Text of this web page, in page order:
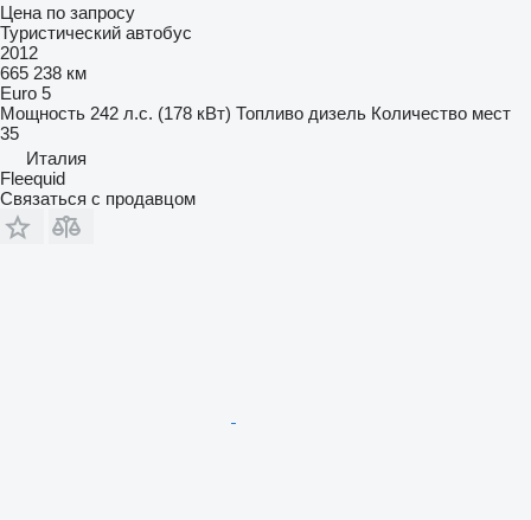
Цена по запросу
Туристический автобус
2012
665 238 км
Euro 5
Мощность 242 л.с. (178 кВт) Топливо дизель Количество мест
35
Италия
Fleequid
Связаться с продавцом